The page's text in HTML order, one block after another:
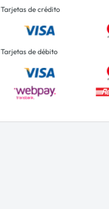
Tarjetas de crédito
Tarjetas de débito